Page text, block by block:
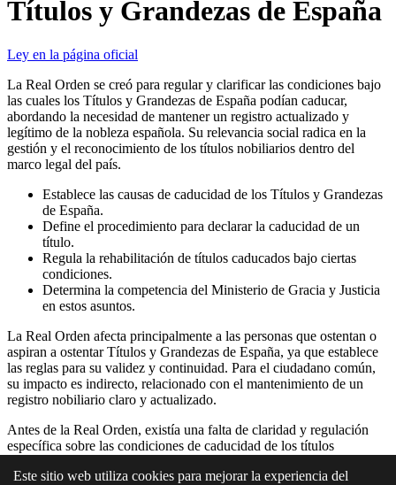
Títulos y Grandezas de España
Ley en la página oficial
La Real Orden se creó para regular y clarificar las condiciones bajo
las cuales los Títulos y Grandezas de España podían caducar,
abordando la necesidad de mantener un registro actualizado y
legítimo de la nobleza española. Su relevancia social radica en la
gestión y el reconocimiento de los títulos nobiliarios dentro del
marco legal del país.
Establece las causas de caducidad de los Títulos y Grandezas
de España.
Define el procedimiento para declarar la caducidad de un
título.
Regula la rehabilitación de títulos caducados bajo ciertas
condiciones.
Determina la competencia del Ministerio de Gracia y Justicia
en estos asuntos.
La Real Orden afecta principalmente a las personas que ostentan o
aspiran a ostentar Títulos y Grandezas de España, ya que establece
las reglas para su validez y continuidad. Para el ciudadano común,
su impacto es indirecto, relacionado con el mantenimiento de un
registro nobiliario claro y actualizado.
Antes de la Real Orden, existía una falta de claridad y regulación
específica sobre las condiciones de caducidad de los títulos
norma vino a llenar ese vacío legal.
Este sitio web utiliza cookies para mejorar la experiencia del